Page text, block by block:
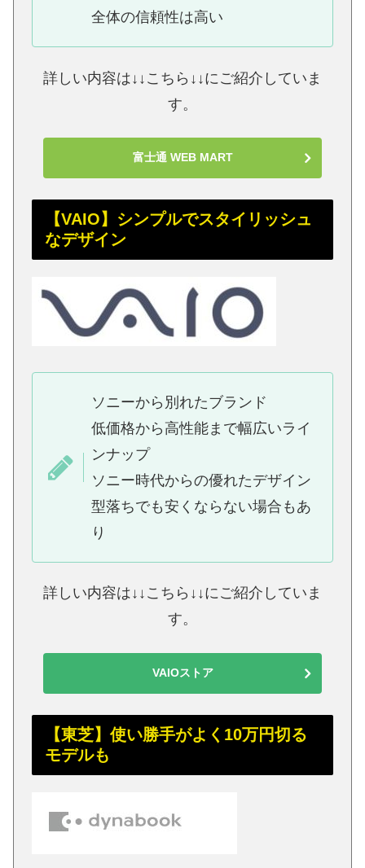
全体の信頼性は高い
詳しい内容は↓↓こちら↓↓にご紹介していま
す。
富士通 WEB MART
【VAIO】シンプルでスタイリッシュ
なデザイン
ソニーから別れたブランド
低価格から高性能まで幅広いライ
ンナップ
ソニー時代からの優れたデザイン
型落ちでも安くならない場合もあ
り
詳しい内容は↓↓こちら↓↓にご紹介していま
す。
VAIOストア
【東芝】使い勝手がよく10万円切る
モデルも